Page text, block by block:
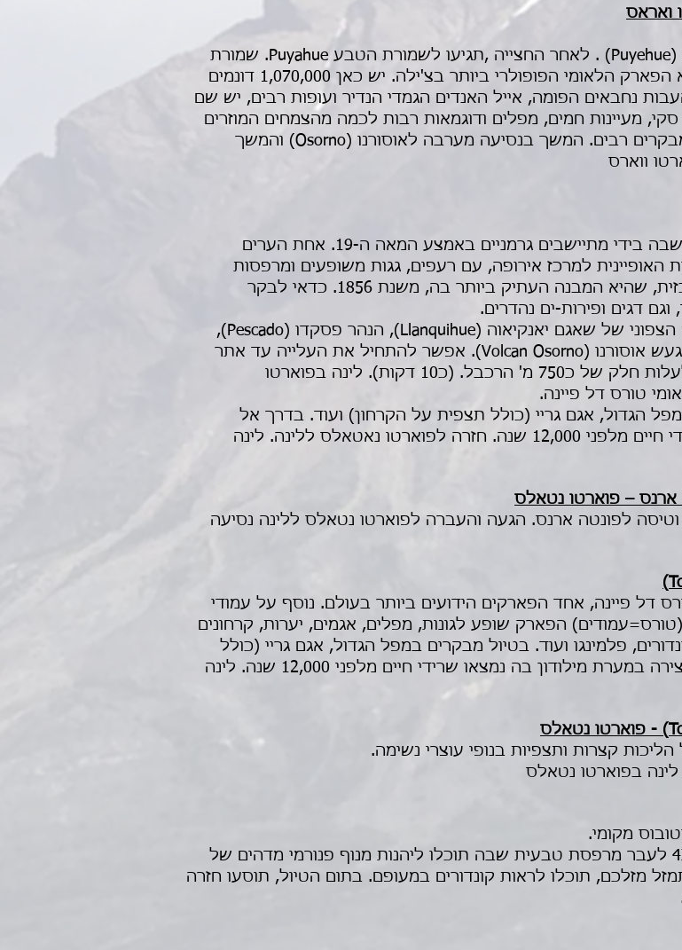
נסיעה מברילוצ'ה למעבר הגבול לכיוון פויאוה (Puyehue) . לאחר החצייה ,תגיעו לשמורת הטבע Puyahue. שמורת
טבע זו הממוקמת באזור האגמים היפהפה, היא הפארק הלאומי הפופולרי ביותר בצ'ילה. יש כאן 1,070,000 דונמים
נחבאים הפומה, אייל האנדים הגמדי הנדיר ועופות רבים, יש שם
מעיינות חמים, מפלים ודוגמאות רבות לכמה מהצמחים המוזרים
של צ'ילה הם ממוקדי העניין המושכים לכאן מבקרים רבים. המשך בנסיעה מערבה לאוסורנו (Osorno) והמשך
ווארס
מומלץ סיור בפוארטו מונט (Puerto Montt) שיושבה בידי מתיישבים גרמניים באמצע המאה ה-19. אחת הערים
האופיינית למרכז אירופה, עם רעפים, גגות משופעים ומרפסות
מעוטרות, וקתדרלה מעצי סקוויה בכיכר המרכזית, שהיא המבנה העתיק ביותר בה, משנת 1856. כדאי לבקר
אחר הצהרים מומלץ לצאת בנסיעה דרך החוף הצפוני של שאגם יאנקיאוה (Llanquihue), הנהר פסקדו (Pescado),
פוארטו ארטור (Puerto Arthur) למרגלות ההר געש אוסורנו (Volcan Osorno). אפשר להתחיל את העלייה עד אתר
הסקי (La Burbuja) בגובה של 1700 מ'. ניתן לעלות חלק של כ750 מ' הרכבל. (כ10 דקות). לינה בפוארטו
טורס דל פיינה.
הגדול, אגם גריי (כולל תצפית על הקרחון) ועוד. בדרך אל
הפארק עצירה במערת מילודון בה נמצאו שרידי חיים מלפני 12,000 שנה. חזרה לפוארטו נאטאלס ללינה. לינה
לפונטה ארנס. הגעה והעברה לפוארטו נטאלס ללינה נסיעה
דל פיינה, אחד הפארקים הידועים ביותר בעולם. נוסף על עמודי
הפארק שופע לגונות, מפלים, אגמים, יערות, קרחונים
פלמינגו ועוד. בטיול מבקרים במפל הגדול, אגם גריי (כולל
תצפית על הקרחון) ועוד. בדרך אל הפארק עצירה במערת מילודון בה נמצאו שרידי חיים מלפני 12,000 שנה. לינה
קצרות ותצפיות בנופי עוצרי נשימה.
בפוארטו נטאלס
במידה ויהייה זמן אחה"צ נצא לטיול ברכבי 4X4 לעבר מרפסת טבעית שבה תוכלו ליהנות מנוף פנורמי מדהים של
מזלכם, תוכלו לראות קונדורים במעופם. בתום הטיול, תוסעו חזרה